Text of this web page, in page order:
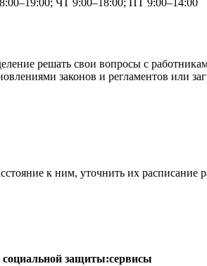
решать свои вопросы с
законов и регламентов или
к ним, уточнить их расписание
социальной защиты:сервисы